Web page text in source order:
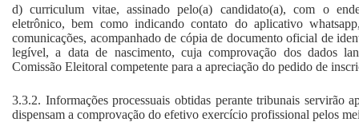
d) curriculum vitae, assinado pelo(a) candidato(a), com o
eletrônico, bem como indicando contato do aplicativo
comunicações, acompanhado de cópia de documento oficial de
legível, a data de nascimento, cuja comprovação dos dados
Comissão Eleitoral competente para a apreciação do pedido de
3.3.2. Informações processuais obtidas perante tribunais servirão
dispensam a comprovação do efetivo exercício profissional pelos